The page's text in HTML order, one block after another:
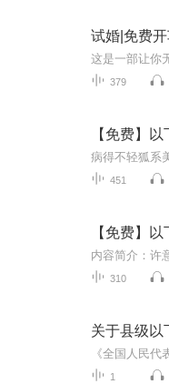
379
451
310
1